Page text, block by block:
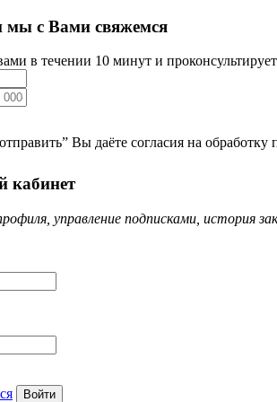
мы с Вами свяжемся
в течении 10 минут и
Вы даёте согласия на
кабинет
управление подписками, история
Войти